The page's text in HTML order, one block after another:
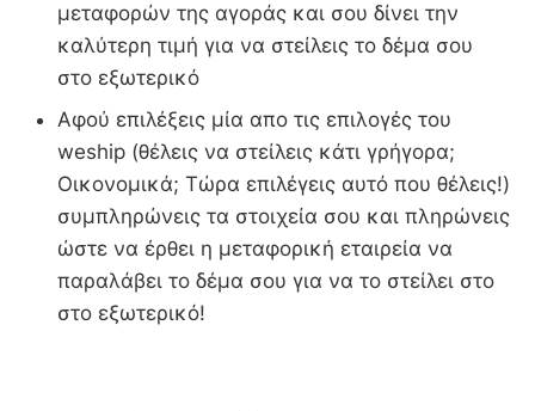
μεταφορών της αγοράς και σου δίνει την
καλύτερη τιμή για να στείλεις το δέμα σου
στο εξωτερικό
Αφού επιλέξεις μία απο τις επιλογές του
weship (θέλεις να στείλεις κάτι γρήγορα;
Οικονομικά; Τώρα επιλέγεις αυτό που θέλεις!)
συμπληρώνεις τα στοιχεία σου και πληρώνεις
ώστε να έρθει η μεταφορική εταιρεία να
παραλάβει το δέμα σου για να το στείλει στο
στο εξωτερικό!